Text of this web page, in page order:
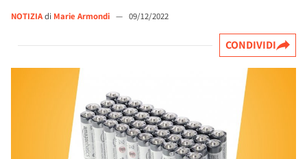
NOTIZIAdi Marie Armondi — 09/12/2022
CONDIVIDI